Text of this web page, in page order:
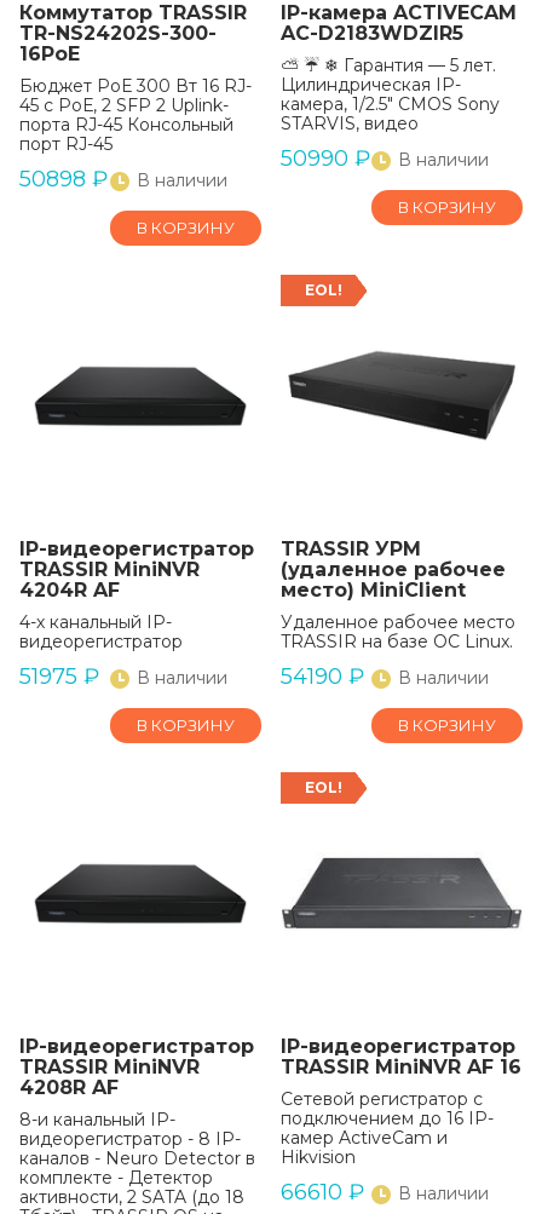
Коммутатор TRASSIR
TR-NS24202S-300-
16PoE
Бюджет РоЕ 300 Вт 16 RJ-
45 с РоЕ, 2 SFP 2 Uplink-
порта RJ-45 Консольный
порт RJ-45
50898 ₽ В наличии
В КОРЗИНУ
IP-камера ACTIVECAM
AC-D2183WDZIR5
⛅ ☔ ❄ Гарантия — 5 лет.
Цилиндрическая IP-
камера, 1/2.5" CMOS Sony
STARVIS, видео
50990 ₽ В наличии
В КОРЗИНУ
IP-видеорегистратор
TRASSIR MiniNVR
4204R AF
4-х канальный IP-
видеорегистратор
51975 ₽ В наличии
В КОРЗИНУ
EOL!
TRASSIR УРМ
(удаленное рабочее
место) MiniClient
Удаленное рабочее место
TRASSIR на базе OС Linux.
54190 ₽ В наличии
В КОРЗИНУ
IP-видеорегистратор
TRASSIR MiniNVR
4208R AF
8-и канальный IP-
видеорегистратор - 8 IP-
каналов - Neuro Detector в
комплекте - Детектор
активности, 2 SATA (до 18
EOL!
IP-видеорегистратор
TRASSIR MiniNVR AF 16
Сетевой регистратор с
подключением до 16 IP-
камер ActiveCam и
Hikvision
66610 ₽ В наличии